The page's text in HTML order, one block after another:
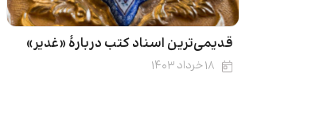
قدیمی‌ترین اسناد کتب دربارۀ «غدیر»
۱۸ خرداد ۱۴۰۳